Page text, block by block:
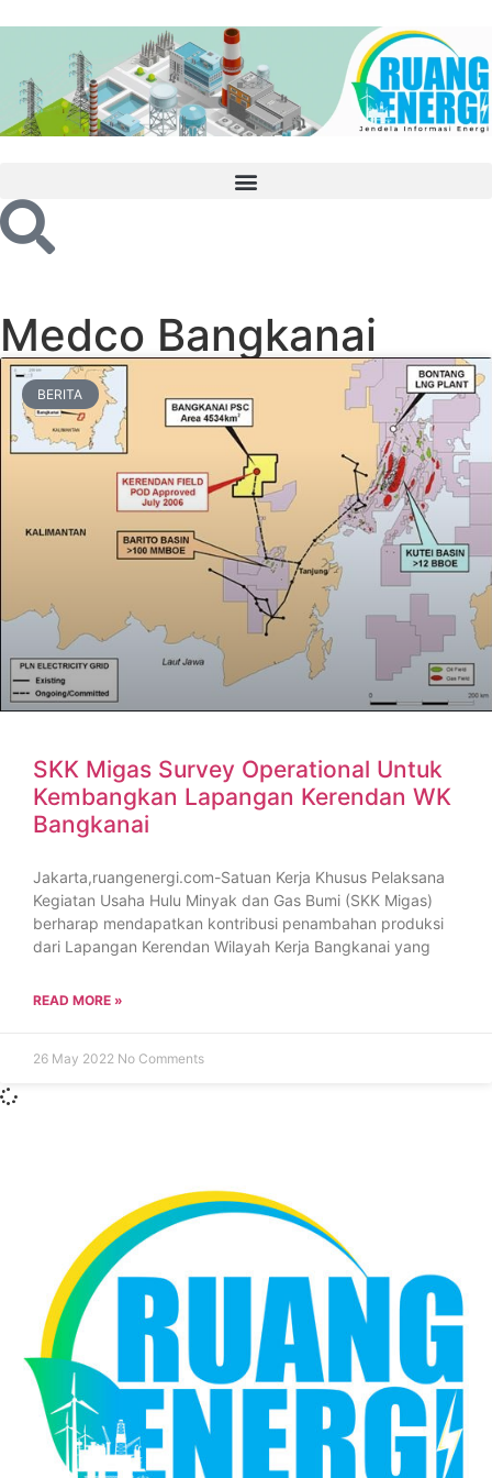
Medco Bangkanai
BERITA
SKK Migas Survey Operational Untuk
Kembangkan Lapangan Kerendan WK
Bangkanai
Jakarta,ruangenergi.com-Satuan Kerja Khusus Pelaksana
Kegiatan Usaha Hulu Minyak dan Gas Bumi (SKK Migas)
berharap mendapatkan kontribusi penambahan produksi
dari Lapangan Kerendan Wilayah Kerja Bangkanai yang
READ MORE »
26 May 2022 No Comments